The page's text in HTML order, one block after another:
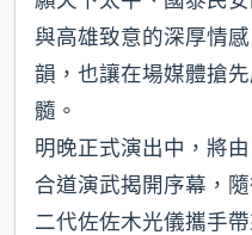
與高雄致意的深厚情
韻，也讓在場媒體搶
髓。
明晚正式演出中，將
合道演武揭開序幕，
二代佐佐木光儀攜手